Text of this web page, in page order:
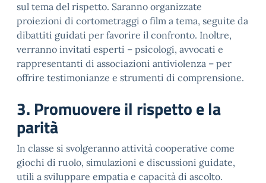
sul tema del rispetto. Saranno organizzate
proiezioni di cortometraggi o film a tema, seguite da
dibattiti guidati per favorire il confronto. Inoltre,
verranno invitati esperti – psicologi, avvocati e
rappresentanti di associazioni antiviolenza – per
offrire testimonianze e strumenti di comprensione.
3. Promuovere il rispetto e la
parità
In classe si svolgeranno attività cooperative come
giochi di ruolo, simulazioni e discussioni guidate,
utili a sviluppare empatia e capacità di ascolto.